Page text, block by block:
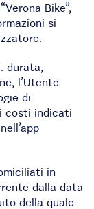
Bike”,
si
durata,
l’Utente
di
costi indicati
in
dalla data
della quale